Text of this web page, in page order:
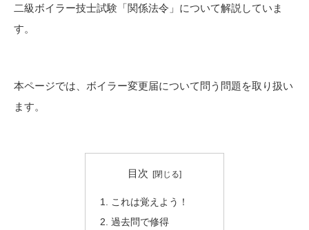
二級ボイラー技士試験「関係法令」について解説していま
す。
本ページでは、ボイラー変更届について問う問題を取り扱い
ます。
目次
これは覚えよう！
過去問で修得